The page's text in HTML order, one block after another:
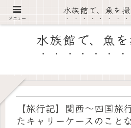
RA's AquaPicture
水族館で、魚を
【旅行記】関西〜四国
たキャリーケースのことな
メニュー
水族館で、魚を撮